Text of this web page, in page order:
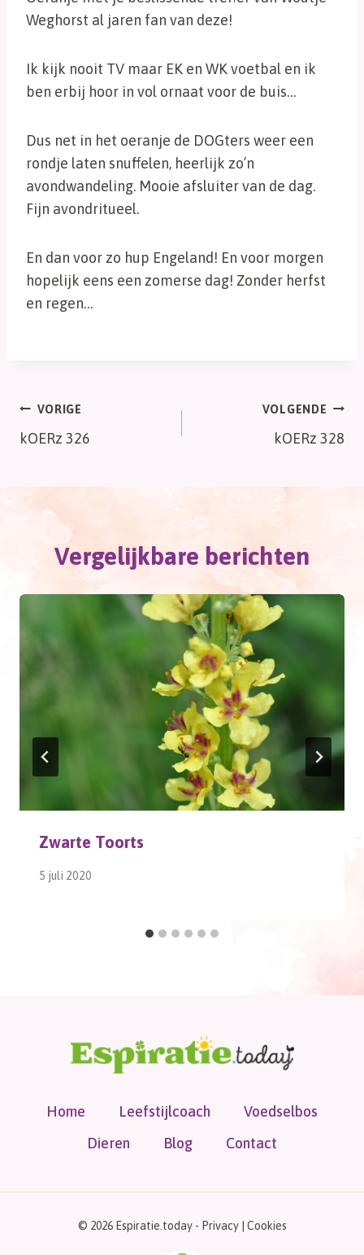
Weghorst al jaren fan van deze!
Ik kijk nooit TV maar EK en WK voetbal en ik
ben erbij hoor in vol ornaat voor de buis…
Dus net in het oeranje de DOGters weer een
rondje laten snuffelen, heerlijk zo’n
avondwandeling. Mooie afsluiter van de dag.
Fijn avondritueel.
En dan voor zo hup Engeland! En voor morgen
hopelijk eens een zomerse dag! Zonder herfst
en regen…
Bericht
navigatie
VORIGE
kOERz 326
VOLGENDE
kOERz 328
Vergelijkbare berichten
Zwarte Toorts
5 juli 2020
Home Leefstijlcoach
Voedselbos
Dieren
Blog Contact
© 2026 Espiratie.today - Privacy| Cookies